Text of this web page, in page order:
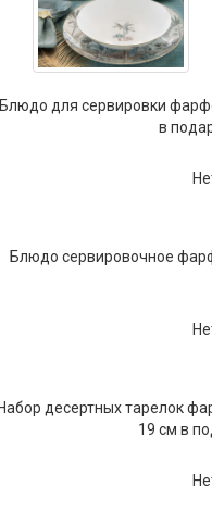
Бар
хрусталь
Посуда
Текстиль
Бренды
Блюдо для сервировки
в
Блюдо сервировочное
десертных тарелок
19 см в